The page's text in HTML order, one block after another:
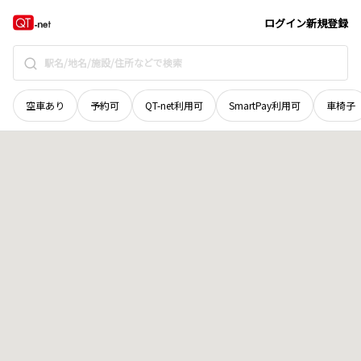
ログイン新規登録
空車あり 予約可 QT-net利用可 SmartPay利用可 車椅子
新潟県